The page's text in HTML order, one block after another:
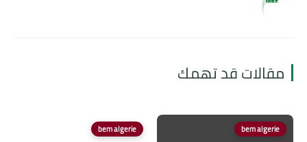
مقالات قد تهمك
bem algerie
bem algerie